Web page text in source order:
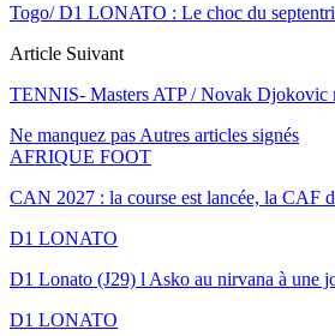
Togo/ D1 LONATO : Le choc du
Article Suivant
TENNIS- Masters ATP / Novak Djokovic
Ne manquez pas Autres articles signés
AFRIQUE FOOT
CAN 2027 : la course est lancée, la CAF
D1 LONATO
D1 Lonato (J29) l Asko au nirvana à une
D1 LONATO